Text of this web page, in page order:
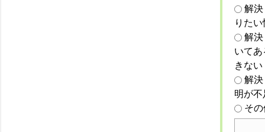
解
りた
解
いて
きない
解
明が
そ